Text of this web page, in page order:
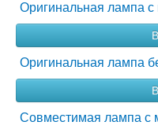
Оригинальная лампа
Оригинальная лампа
Совместимая лампа с